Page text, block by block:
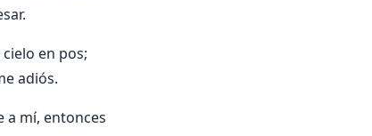
en pos;
adiós.
a mí, entonces